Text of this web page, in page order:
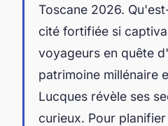
Toscane 2026.
cité fortifiée si
voyageurs en quête
patrimoine millénaire
Lucques révèle ses
curieux. Pour